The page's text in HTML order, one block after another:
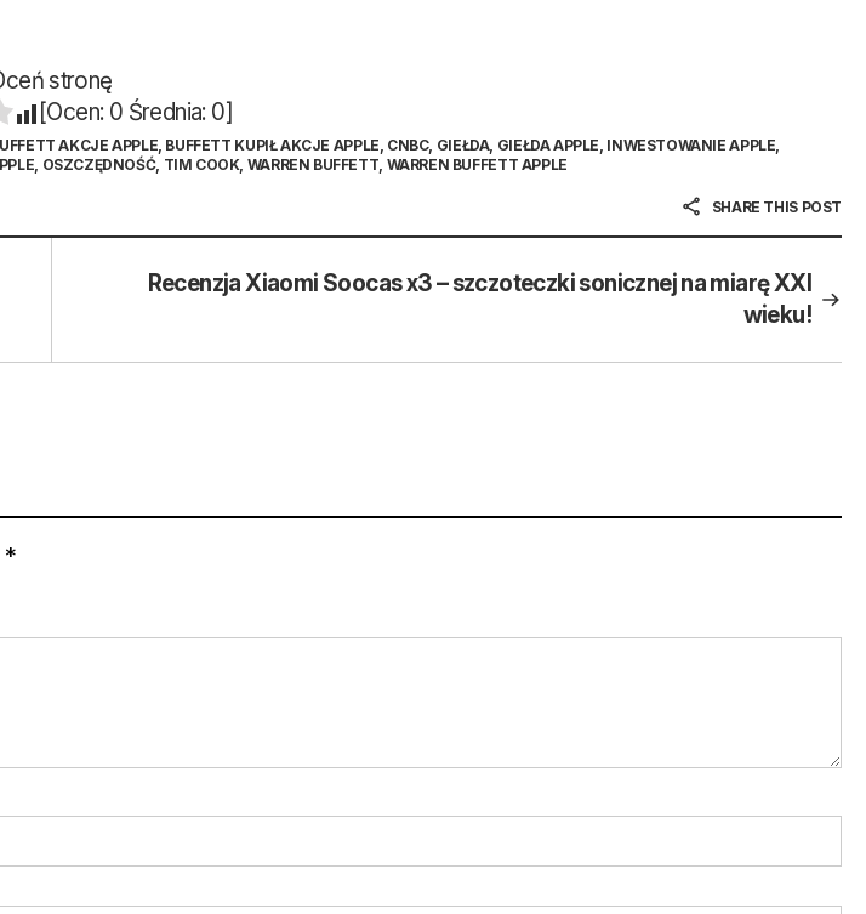
stronę
[Ocen: 0 Średnia: 0]
AKCJE APPLE BUFFETT KUPIŁ AKCJE APPLE CNBC, GIEŁDA, GIEŁDA APPLE INWESTOWANIE APPLE
OSZCZĘDNOŚĆ, TIM COOK, WARREN BUFFETT WARREN BUFFETT APPLE
SHARE THIS POST
Recenzja Xiaomi Soocas x3 – szczoteczki sonicznej na miarę XXI
wieku!
*